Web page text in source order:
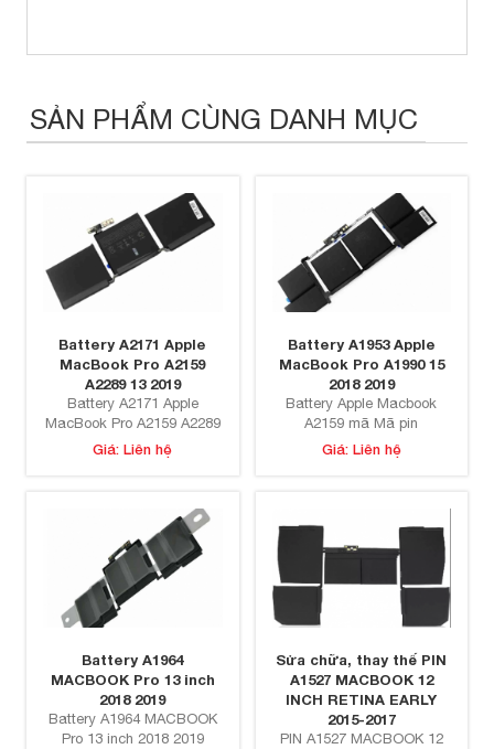
SẢN PHẨM CÙNG DANH MỤC
Battery A2171 Apple
MacBook Pro A2159
A2289 13 2019
Battery A2171 Apple
MacBook Pro A2159 A2289
13 2019
Giá: Liên hệ
Battery A1953 Apple
MacBook Pro A1990 15
2018 2019
Battery Apple Macbook
A2159 mã Mã pin
2171 Macbook pro 2019 13
inch A2289
Giá: Liên hệ
Battery A1964
MACBOOK Pro 13 inch
2018 2019
Battery A1964 MACBOOK
Pro 13 inch 2018 2019
Sửa chữa, thay thế PIN
A1527 MACBOOK 12
INCH RETINA EARLY
2015-2017
PIN A1527 MACBOOK 12